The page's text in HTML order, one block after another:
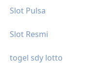
Slot Pulsa
Slot Resmi
togel sdy lotto